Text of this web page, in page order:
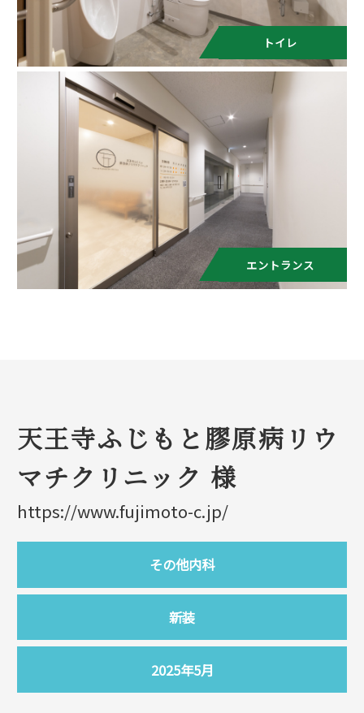
トイレ
エントランス
天王寺ふじもと膠原病リウ
マチクリニック 様
https://www.fujimoto-c.jp/
その他内科
新装
2025年5月